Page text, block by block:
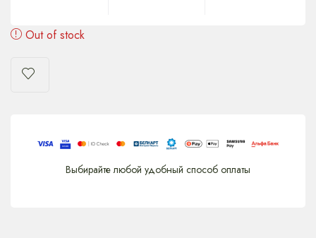
Out of stock
Выбирайте любой удобный способ оплаты